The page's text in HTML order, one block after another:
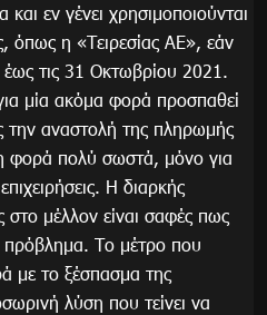
εν γένει χρησιμοποιούνται
όπως η «Τειρεσίας ΑΕ», εάν
τις 31 Οκτωβρίου 2021.
μία ακόμα φορά προσπαθεί
την αναστολή της πληρωμής
φορά πολύ σωστά, μόνο για
Η διαρκής
μέλλον είναι σαφές πως
πρόβλημα. Το μέτρο που
με το ξέσπασμα της
λύση που τείνει να